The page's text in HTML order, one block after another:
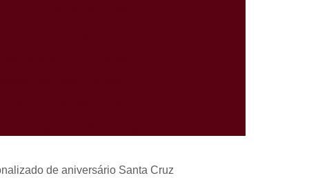
Perto de Mim Heliópolis
de aniversário Santa Cruz